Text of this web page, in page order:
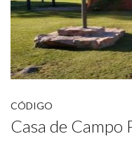
CÓDIGO
Casa de Campo